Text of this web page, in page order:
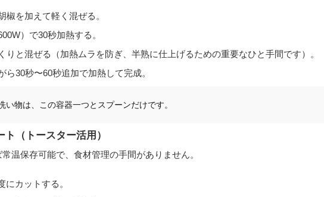
を加えて軽く混ぜる。
）で30秒加熱する。
りと混ぜる（加熱ムラを防ぎ、半熟に仕上げるための重要なひと手間です）。
30秒〜60秒追加で加熱して完成。
い物は、この容器一つとスプーンだけです。
（トースター活用）
温保存可能で、食材管理の手間がありません。
カットする。